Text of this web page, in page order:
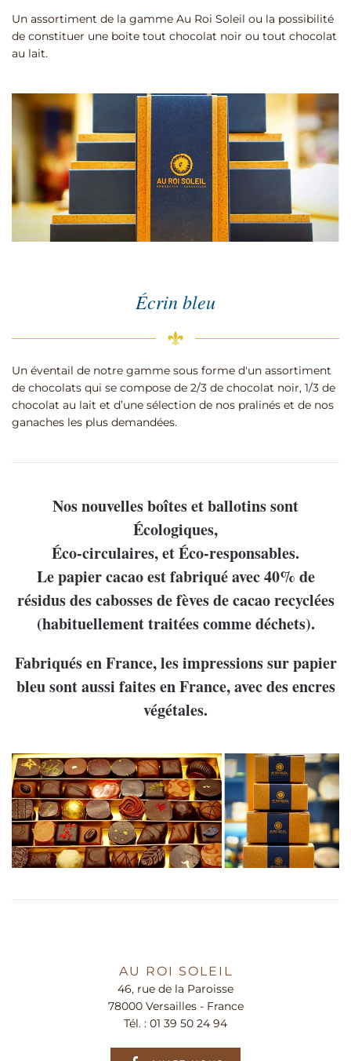
Un assortiment de la gamme Au Roi Soleil ou la possibilité
de constituer une boite tout chocolat noir ou tout chocolat
au lait.
Écrin bleu
Un éventail de notre gamme sous forme d'un assortiment
de chocolats qui se compose de 2/3 de chocolat noir, 1/3 de
chocolat au lait et d’une sélection de nos pralinés et de nos
ganaches les plus demandées.
Nos nouvelles boîtes et ballotins sont
Écologiques,
Éco-circulaires, et Éco-responsables.
Le papier cacao est fabriqué avec 40% de
résidus des cabosses de fèves de cacao recyclées
(habituellement traitées comme déchets).
Fabriqués en France, les impressions sur papier
bleu sont aussi faites en France, avec des encres
végétales.
AU ROI SOLEIL
46, rue de la Paroisse
78000 Versailles - France
Tél. : 01 39 50 24 94